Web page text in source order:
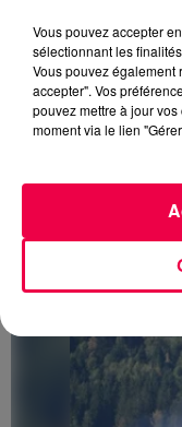
PRÉVIFEUX : "il
dans les Vosges
Vous pouvez accepter
sélectionnant les
Vous pouvez également
accepter". Vos
pouvez mettre à jour
moment via le lien